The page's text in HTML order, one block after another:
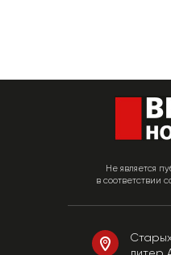
Не является
в соответствии